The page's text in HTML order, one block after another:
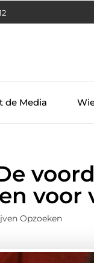
de Media
voor
Opzoeken